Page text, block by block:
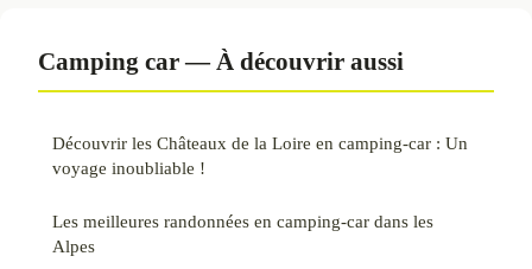
Camping car — À découvrir aussi
Découvrir les Châteaux de la Loire en camping-car : Un
voyage inoubliable !
Les meilleures randonnées en camping-car dans les
Alpes